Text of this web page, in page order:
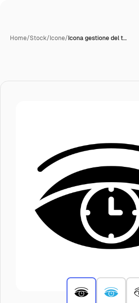
Home/Stock/Icone/Icona gestione del t…